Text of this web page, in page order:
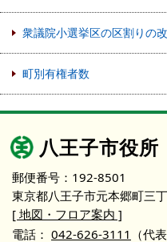
衆議院小選挙区の区割りの
町別有権者数
八王子市役所
郵便番号：192-8501
東京都八王子市元本郷町三
[ 地図・フロア案内 ]
電話： 042-626-3111 （代表